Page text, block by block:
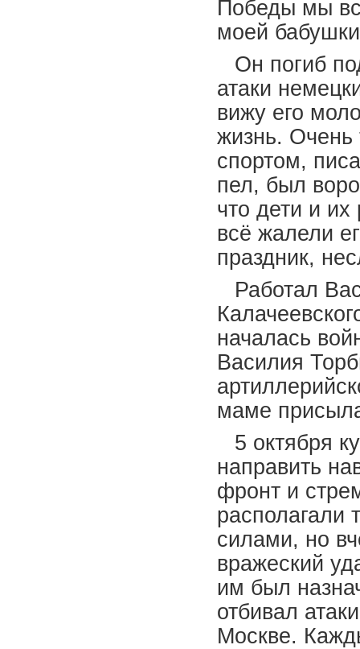
Победы мы
моей
Он погиб
атаки
вижу его
жизнь. Очень
спортом,
пел, был
что дети и
всё жалели
праздник,
Работал
началась
Василия
маме
5 октября
направить
фронт и
располагали
силами, но
вражеский
им был
отбивал
Москве.